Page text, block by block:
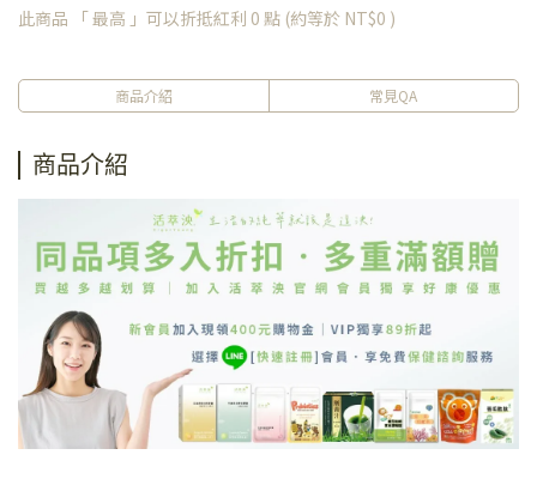
此商品 「 最高 」可以折抵紅利 0 點 (約等於 NT$0 )
商品介紹 常見QA
商品介紹